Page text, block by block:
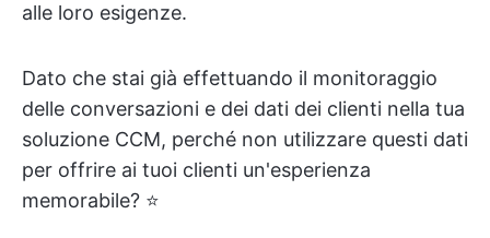
alle loro esigenze.
Dato che stai già effettuando il monitoraggio
delle conversazioni e dei dati dei clienti nella tua
soluzione CCM, perché non utilizzare questi dati
per offrire ai tuoi clienti un'esperienza
memorabile? ⭐